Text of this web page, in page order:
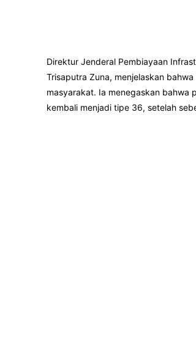
Direktur Jenderal Pembiayaan
Trisaputra Zuna, menjelaskan
masyarakat. Ia menegaskan bahwa
kembali menjadi tipe 36, setelah